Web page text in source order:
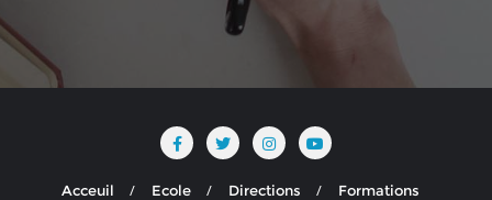
Acceuil Ecole Directions Formations